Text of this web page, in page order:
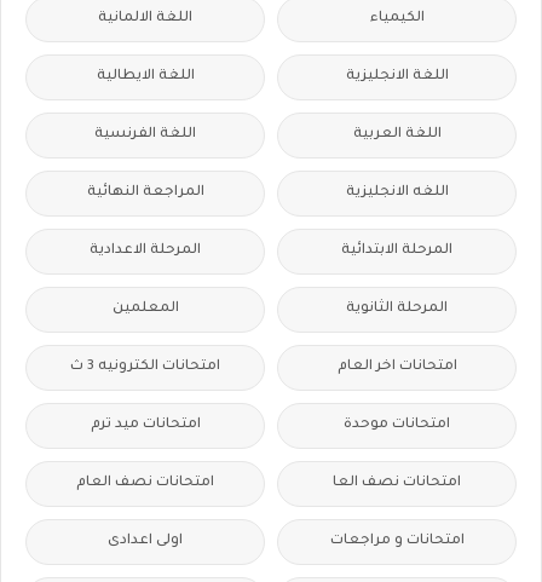
الكيمياء اللغة الالمانية
اللغة الانجليزية اللغة الايطالية
اللغة العربية اللغة الفرنسية
اللغه الانجليزية المراجعة النهائية
المرحلة الابتدائية المرحلة الاعدادية
المرحلة الثانوية المعلمين
امتحانات اخر العام امتحانات الكترونيه 3 ث
امتحانات موحدة امتحانات ميد ترم
امتحانات نصف العا امتحانات نصف العام
امتحانات و مراجعات اولى اعدادى